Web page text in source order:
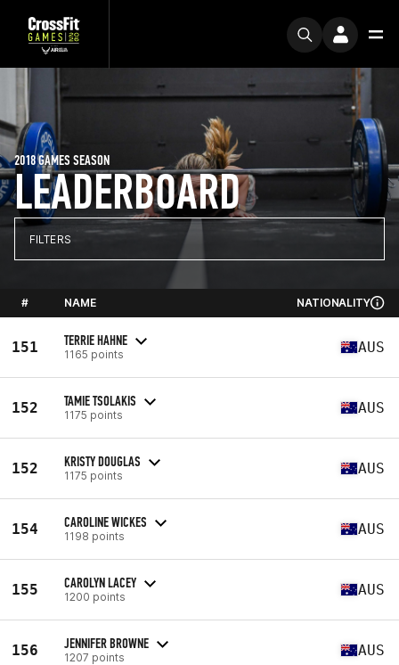
LEADERBOARD
2018 GAMES SEASON
FILTERS
# NAME NATIONALITY
151 TERRIE HAHNE
1165 points AUS
152 TAMIE TSOLAKIS
1175 points AUS
152 KRISTY DOUGLAS
1175 points AUS
154 CAROLINE WICKES
1198 points AUS
155 CAROLYN LACEY
1200 points AUS
156 JENNIFER BROWNE
1207 points AUS